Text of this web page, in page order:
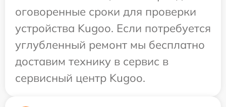
оговоренные сроки для проверки
устройства Kugoo. Если потребуется
углубленный ремонт мы бесплатно
доставим технику в сервис в
сервисный центр Kugoo.